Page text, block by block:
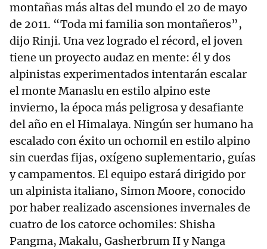
montañas más altas del mundo el 20 de mayo
de 2011. “Toda mi familia son montañeros”,
dijo Rinji. Una vez logrado el récord, el joven
tiene un proyecto audaz en mente: él y dos
alpinistas experimentados intentarán escalar
el monte Manaslu en estilo alpino este
invierno, la época más peligrosa y desafiante
del año en el Himalaya. Ningún ser humano ha
escalado con éxito un ochomil en estilo alpino
sin cuerdas fijas, oxígeno suplementario, guías
y campamentos. El equipo estará dirigido por
un alpinista italiano, Simon Moore, conocido
por haber realizado ascensiones invernales de
cuatro de los catorce ochomiles: Shisha
Pangma, Makalu, Gasherbrum II y Nanga